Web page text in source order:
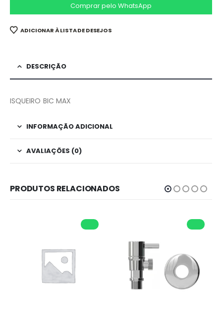
Comprar pelo WhatsApp
ADICIONAR À LISTA DE DESEJOS
DESCRIÇÃO
ISQUEIRO BIC MAX
INFORMAÇÃO ADICIONAL
AVALIAÇÕES (0)
PRODUTOS RELACIONADOS